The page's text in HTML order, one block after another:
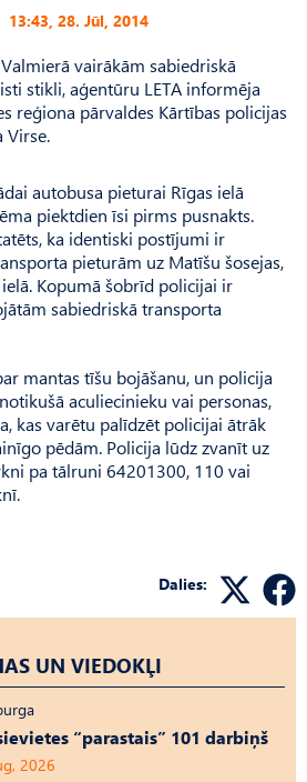
13:43, 28. Jūl, 2014
vairākām sabiedriskā
stikli, aģentūru LETA informēja
reģiona pārvaldes Kārtības policijas
Virse.
autobusa pieturai Rīgas ielā
piektdien īsi pirms pusnakts.
ka identiski postījumi ir
pieturām uz Matīšu šosejas,
Kopumā šobrīd policijai ir
sabiedriskā transporta
mantas tīšu bojāšanu, un policija
aculiecinieku vai personas,
kas varētu palīdzēt policijai ātrāk
pēdām. Policija lūdz zvanīt uz
pa tālruni 64201300, 110 vai
Dalies:
UN VIEDOKĻI
“parastais” 101 darbiņš
2026